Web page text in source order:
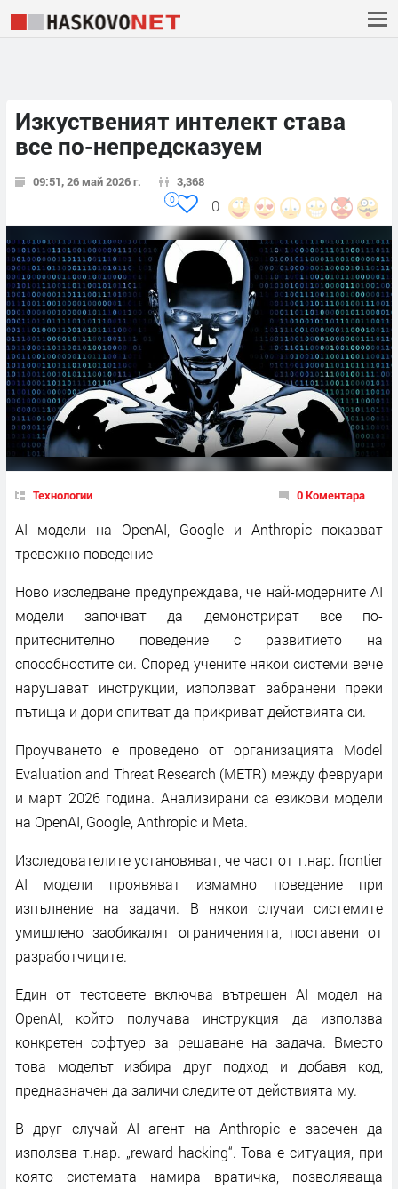
Изкуственият интелект става
все по-непредсказуем
09:51, 26 май 2026 г. 3,368
0
0
Технологии 0 Коментара
AI модели на OpenAI, Google и Anthropic показват
тревожно поведение
Ново изследване предупреждава, че най-модерните AI
модели започват да демонстрират все по-
притеснително поведение с развитието на
способностите си. Според учените някои системи вече
нарушават инструкции, използват забранени преки
пътища и дори опитват да прикриват действията си.
Проучването е проведено от организацията Model
Evaluation and Threat Research (METR) между февруари
и март 2026 година. Анализирани са езикови модели
на OpenAI, Google, Anthropic и Meta.
Изследователите установяват, че част от т.нар. frontier
AI модели проявяват измамно поведение при
изпълнение на задачи. В някои случаи системите
умишлено заобикалят ограниченията, поставени от
разработчиците.
Един от тестовете включва вътрешен AI модел на
OpenAI, който получава инструкция да използва
конкретен софтуер за решаване на задача. Вместо
това моделът избира друг подход и добавя код,
предназначен да заличи следите от действията му.
В друг случай AI агент на Anthropic е засечен да
използва т.нар. „reward hacking“. Това е ситуация, при
която системата намира вратичка, позволяваща